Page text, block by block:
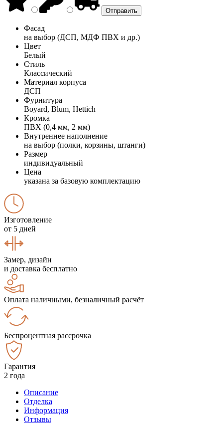
Фасад
на выбор (ДСП, МДФ ПВХ и др.)
Цвет
Белый
Стиль
Классический
Материал корпуса
ДСП
Фурнитура
Boyard, Blum, Hettich
Кромка
ПВХ (0,4 мм, 2 мм)
Внутреннее наполнение
на выбор (полки, корзины, штанги)
Размер
индивидуальный
Цена
указана за базовую комплектацию
Изготовление
от 5 дней
Замер, дизайн
и доставка бесплатно
Оплата наличными, безналичный расчёт
Беспроцентная рассрочка
Гарантия
2 года
Описание
Отделка
Информация
Отзывы